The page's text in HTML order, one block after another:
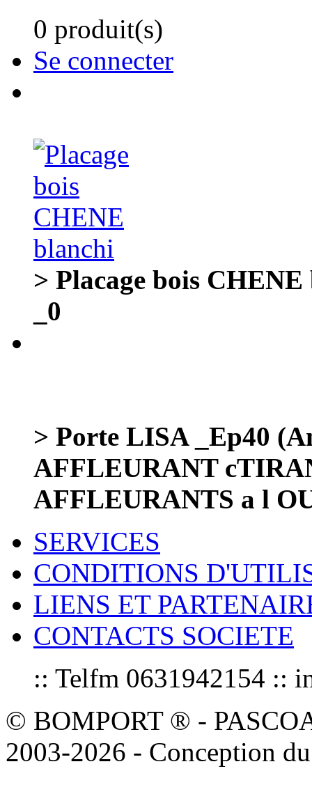
0 produit(s)
Se connecter
> Placage bois
_0
> Porte LISA _Ep40
AFFLEURANT
AFFLEURANTS a l
SERVICES
CONDITIONS
LIENS ET
CONTACTS SOCIETE
:: Telfm 0631942154 ::
© BOMPORT ® -
2003-2026 - Conception